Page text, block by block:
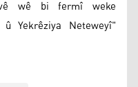
wê bi fermî weke
Yekrêziya Neteweyî"